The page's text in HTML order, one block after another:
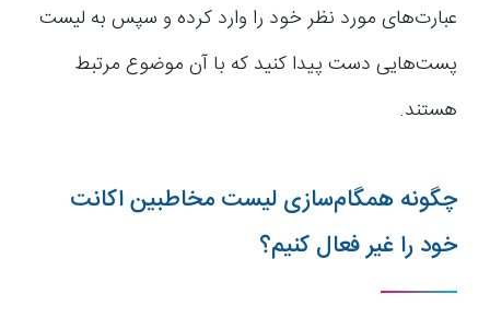
عبارت‌های مورد نظر خود را وارد کرده و سپس به لیست
پست‌هایی دست پیدا کنید که با آن موضوع مرتبط
هستند.
چگونه همگام‌سازی لیست مخاطبین اکانت
خود را غیر فعال کنیم؟